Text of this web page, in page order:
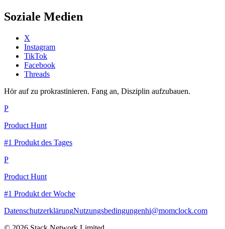
Soziale Medien
X
Instagram
TikTok
Facebook
Threads
Hör auf zu prokrastinieren. Fang an, Disziplin aufzubauen.
P
Product Hunt
#1 Produkt des Tages
P
Product Hunt
#1 Produkt der Woche
DatenschutzerklärungNutzungsbedingungenhi@momclock.com